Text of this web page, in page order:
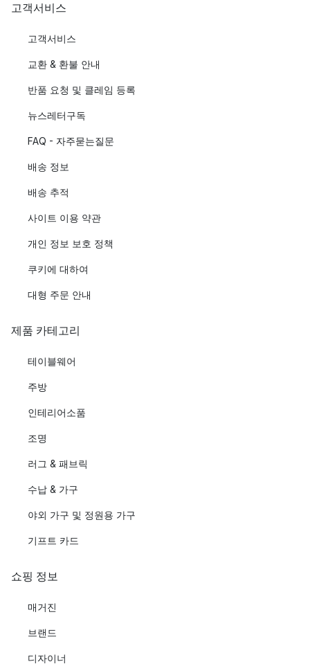
고객서비스
고객서비스
교환 & 환불 안내
반품 요청 및 클레임 등록
뉴스레터구독
FAQ - 자주묻는질문
배송 정보
배송 추적
사이트 이용 약관
개인 정보 보호 정책
쿠키에 대하여
대형 주문 안내
제품 카테고리
테이블웨어
주방
인테리어소품
조명
러그 & 패브릭
수납 & 가구
야외 가구 및 정원용 가구
기프트 카드
쇼핑 정보
매거진
브랜드
디자이너